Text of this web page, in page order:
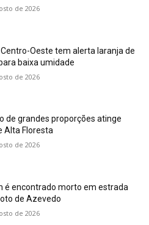
de 2026
Centro-Oeste tem alerta laranja de
baixa umidade
de 2026
de grandes proporções atinge
Alta Floresta
de 2026
é encontrado morto em estrada
de Azevedo
de 2026